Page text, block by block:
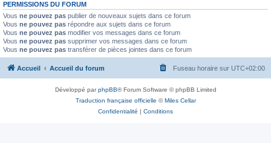
PERMISSIONS DU FORUM
Vous ne pouvez pas publier de nouveaux sujets dans ce forum
Vous ne pouvez pas répondre aux sujets dans ce forum
Vous ne pouvez pas modifier vos messages dans ce forum
Vous ne pouvez pas supprimer vos messages dans ce forum
Vous ne pouvez pas transférer de pièces jointes dans ce forum
Accueil Accueil du forum Fuseau horaire sur UTC+02:00
Développé parphpBB® Forum Software © phpBB Limited
Traduction française officielle ©Miles Cellar
Confidentialité | Conditions